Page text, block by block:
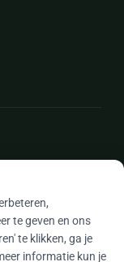
te geven en ons
te klikken, ga je
informatie kun je